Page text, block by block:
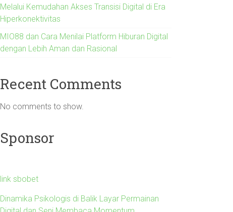
Melalui Kemudahan Akses Transisi Digital di Era
Hiperkonektivitas
MIO88 dan Cara Menilai Platform Hiburan Digital
dengan Lebih Aman dan Rasional
Recent Comments
No comments to show.
Sponsor
link sbobet
Dinamika Psikologis di Balik Layar Permainan